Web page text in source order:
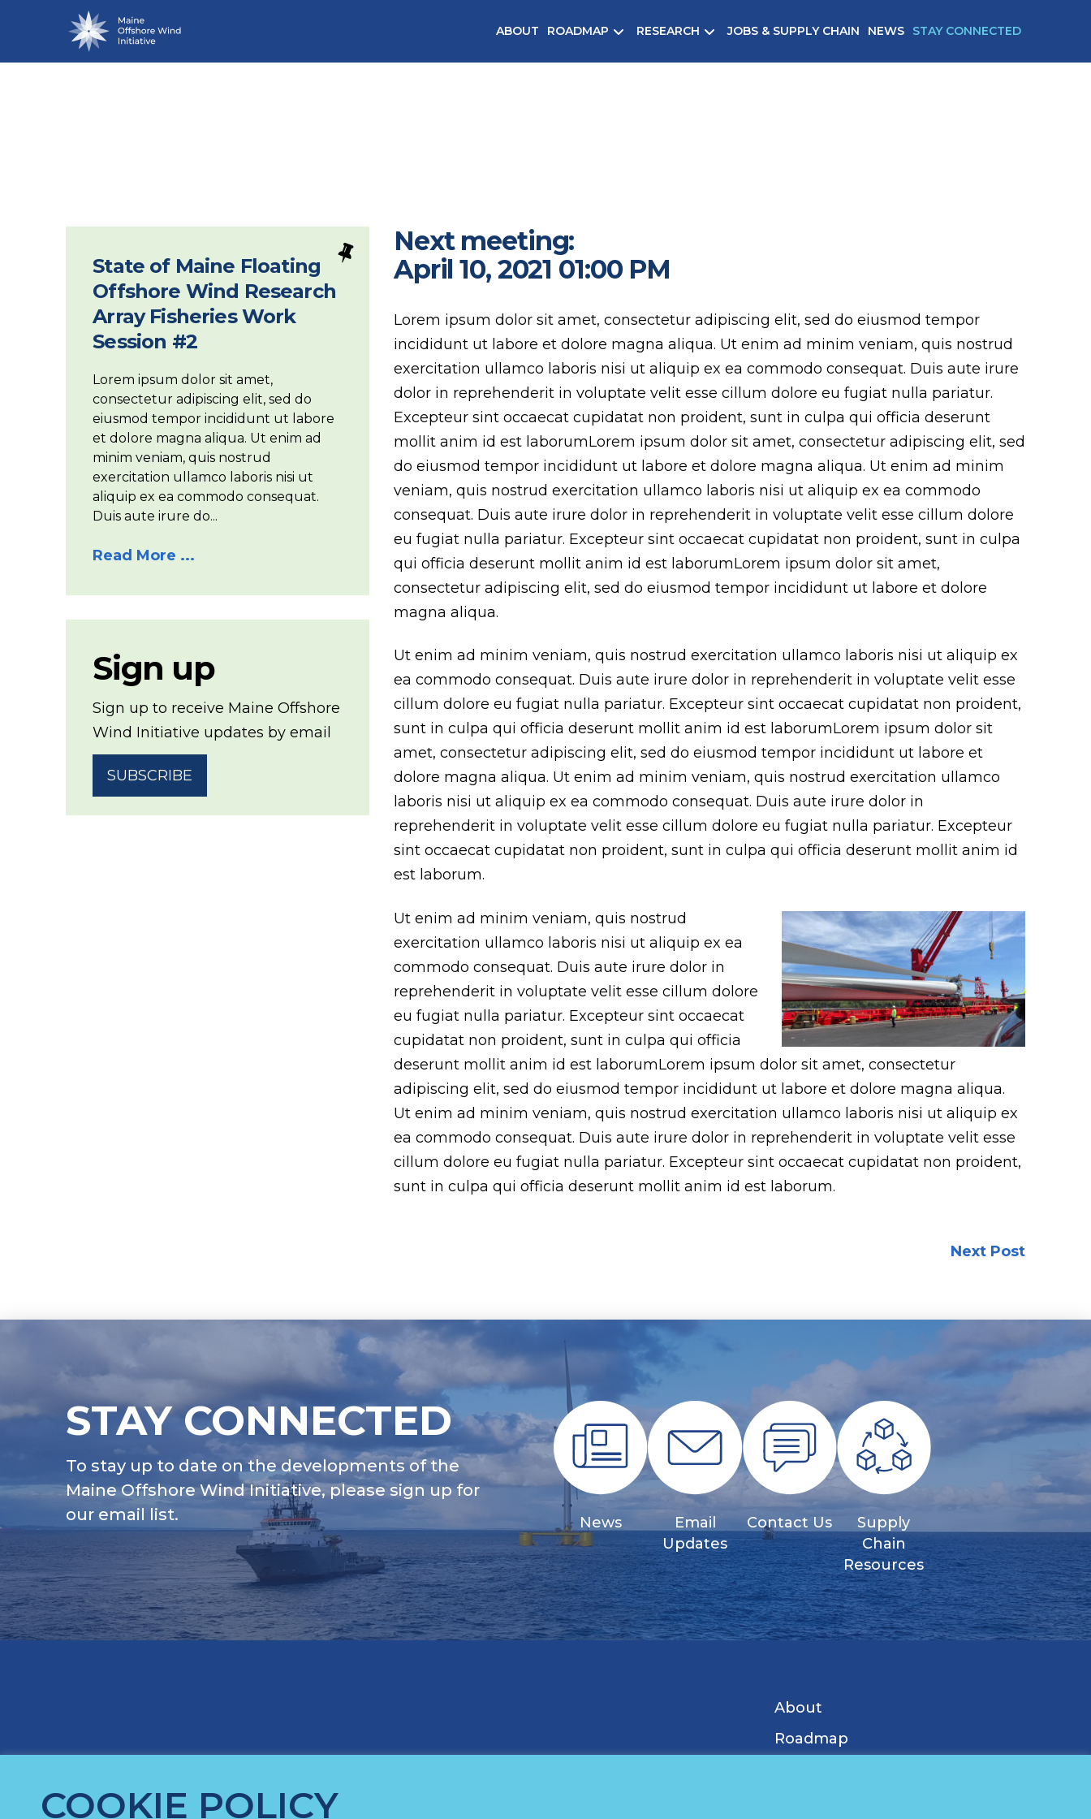
COOKIE POLICY
ABOUT ROADMAP RESEARCH JOBS & SUPPLY CHAIN NEWS STAY CONNECTED
State of Maine Floating
Offshore Wind Research
Array Fisheries Work
Session #2
Lorem ipsum dolor sit amet,
consectetur adipiscing elit, sed do
eiusmod tempor incididunt ut labore
et dolore magna aliqua. Ut enim ad
minim veniam, quis nostrud
exercitation ullamco laboris nisi ut
aliquip ex ea commodo consequat.
Duis aute irure do...
Read More ...
Sign up
Sign up to receive Maine Offshore
Wind Initiative updates by email
SUBSCRIBE
Next meeting:
April 10, 2021 01:00 PM
Lorem ipsum dolor sit amet, consectetur adipiscing elit, sed do eiusmod tempor
incididunt ut labore et dolore magna aliqua. Ut enim ad minim veniam, quis nostrud
exercitation ullamco laboris nisi ut aliquip ex ea commodo consequat. Duis aute irure
dolor in reprehenderit in voluptate velit esse cillum dolore eu fugiat nulla pariatur.
Excepteur sint occaecat cupidatat non proident, sunt in culpa qui officia deserunt
mollit anim id est laborumLorem ipsum dolor sit amet, consectetur adipiscing elit, sed
do eiusmod tempor incididunt ut labore et dolore magna aliqua. Ut enim ad minim
veniam, quis nostrud exercitation ullamco laboris nisi ut aliquip ex ea commodo
consequat. Duis aute irure dolor in reprehenderit in voluptate velit esse cillum dolore
eu fugiat nulla pariatur. Excepteur sint occaecat cupidatat non proident, sunt in culpa
qui officia deserunt mollit anim id est laborumLorem ipsum dolor sit amet,
consectetur adipiscing elit, sed do eiusmod tempor incididunt ut labore et dolore
magna aliqua.
Ut enim ad minim veniam, quis nostrud exercitation ullamco laboris nisi ut aliquip ex
ea commodo consequat. Duis aute irure dolor in reprehenderit in voluptate velit esse
cillum dolore eu fugiat nulla pariatur. Excepteur sint occaecat cupidatat non proident,
sunt in culpa qui officia deserunt mollit anim id est laborumLorem ipsum dolor sit
amet, consectetur adipiscing elit, sed do eiusmod tempor incididunt ut labore et
dolore magna aliqua. Ut enim ad minim veniam, quis nostrud exercitation ullamco
laboris nisi ut aliquip ex ea commodo consequat. Duis aute irure dolor in
reprehenderit in voluptate velit esse cillum dolore eu fugiat nulla pariatur. Excepteur
sint occaecat cupidatat non proident, sunt in culpa qui officia deserunt mollit anim id
est laborum.
Ut enim ad minim veniam, quis nostrud
exercitation ullamco laboris nisi ut aliquip ex ea
commodo consequat. Duis aute irure dolor in
reprehenderit in voluptate velit esse cillum dolore
eu fugiat nulla pariatur. Excepteur sint occaecat
cupidatat non proident, sunt in culpa qui officia
deserunt mollit anim id est laborumLorem ipsum dolor sit amet, consectetur
adipiscing elit, sed do eiusmod tempor incididunt ut labore et dolore magna aliqua.
Ut enim ad minim veniam, quis nostrud exercitation ullamco laboris nisi ut aliquip ex
ea commodo consequat. Duis aute irure dolor in reprehenderit in voluptate velit esse
cillum dolore eu fugiat nulla pariatur. Excepteur sint occaecat cupidatat non proident,
sunt in culpa qui officia deserunt mollit anim id est laborum.
Next Post
STAY CONNECTED
To stay up to date on the developments of the
Maine Offshore Wind Initiative, please sign up for
our email list.
News
Email
Updates
Contact Us
Supply
Chain
Resources
About
Roadmap